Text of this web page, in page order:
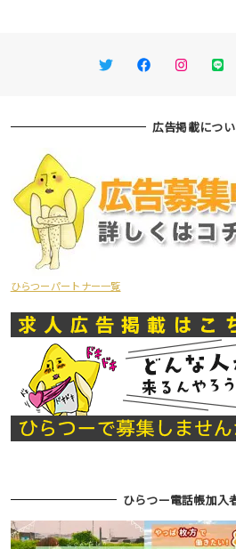
TwitterFacebook
広告掲載につ
ひらつーパートナー一覧
ひらつー電話帳加入